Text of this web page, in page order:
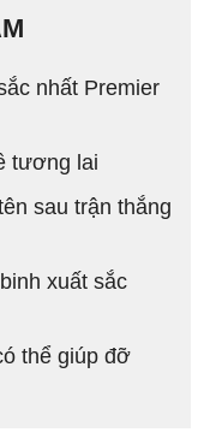
nhất Premier
tương lai
sau trận thắng
xuất sắc
thể giúp đỡ